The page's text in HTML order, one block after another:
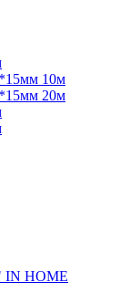
10м
20м
IN HOME